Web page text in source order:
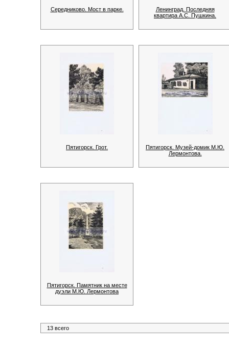
Середниково. Мост в парке.
Ленинград. Последняя
квартира А.С. Пушкина.
Пятигорск. Грот.
Пятигорск. Музей-домик М.Ю.
Лермонтова.
Пятигорск. Памятник на месте
дуэли М.Ю. Лермонтова
13 всего